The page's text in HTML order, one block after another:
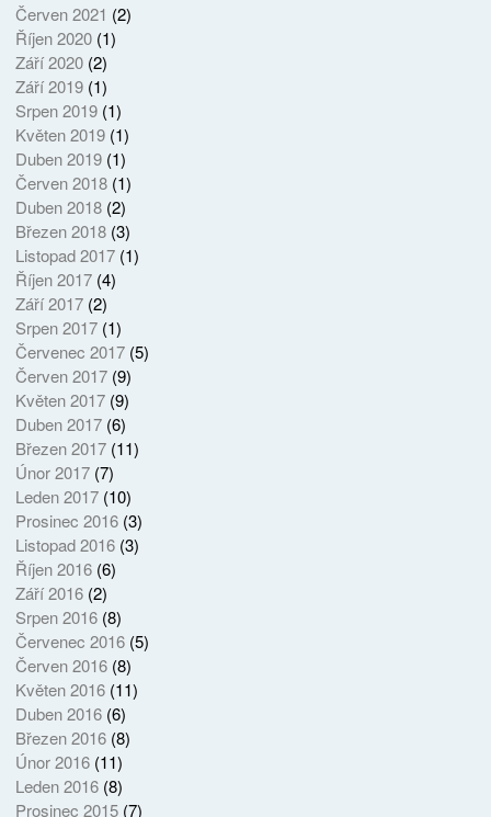
Červen 2021 (2)
Říjen 2020(1)
Září 2020(2)
Září 2019(1)
Srpen 2019(1)
Květen 2019(1)
Duben 2019(1)
Červen 2018(1)
Duben 2018(2)
Březen 2018(3)
Listopad 2017(1)
Říjen 2017(4)
Září 2017(2)
Srpen 2017(1)
Červenec 2017(5)
Červen 2017(9)
Květen 2017(9)
Duben 2017(6)
Březen 2017(11)
Únor 2017(7)
Leden 2017(10)
Prosinec 2016(3)
Listopad 2016(3)
Říjen 2016(6)
Září 2016(2)
Srpen 2016(8)
Červenec 2016(5)
Červen 2016(8)
Květen 2016(11)
Duben 2016(6)
Březen 2016(8)
Únor 2016(11)
Leden 2016(8)
Prosinec 2015(7)